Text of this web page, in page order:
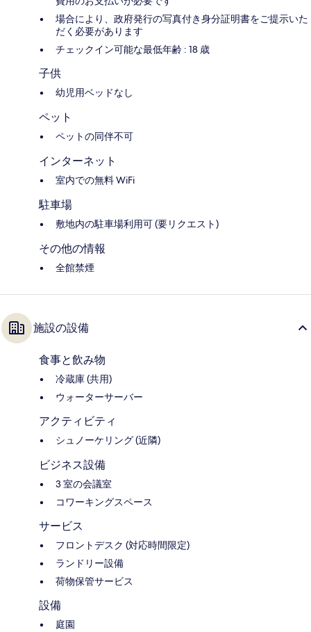
場合により、政府発行の写真付き身分証明書をご提示いた
だく必要があります
チェックイン可能な最低年齢 : 18 歳
子供
幼児用ベッドなし
ペット
ペットの同伴不可
インターネット
室内での無料 WiFi
駐車場
敷地内の駐車場利用可 (要リクエスト)
その他の情報
全館禁煙
施設の設備
食事と飲み物
冷蔵庫 (共用)
ウォーターサーバー
アクティビティ
シュノーケリング (近隣)
ビジネス設備
3 室の会議室
コワーキングスペース
サービス
フロントデスク (対応時間限定)
ランドリー設備
荷物保管サービス
設備
庭園